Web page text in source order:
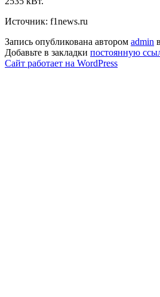
Источник: f1news.ru
Запись опубликована автором admin
Добавьте в закладки постоянную
Сайт работает на WordPress